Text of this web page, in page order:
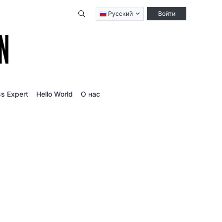
Qidirish Русский Войти
Expert Hello World О нас